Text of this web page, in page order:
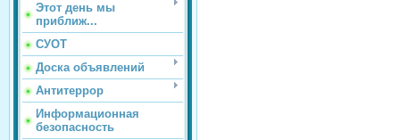
Этот день мы
приближ...
СУОТ
Доска объявлений
Антитеррор
Информационная
безопасность